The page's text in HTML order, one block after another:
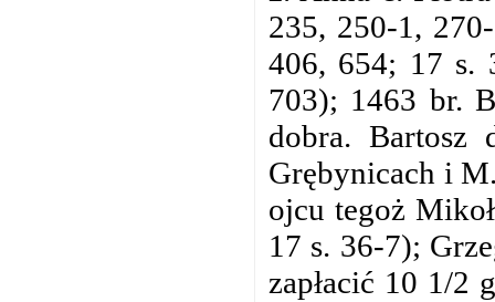
235, 250-1,
406, 654; 17 s.
703); 1463 br.
dobra. Bartosz
Grębynicach i
ojcu tegoż
17 s. 36-7);
zapłacić 10 1/2